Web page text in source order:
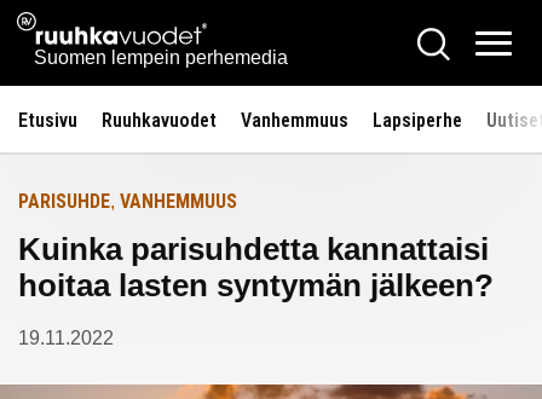
Siirry
sisältöön
Ruuhkavuodet.fi
Suomen lempein perhemedia
Hae
Etusivu Ruuhkavuodet Vanhemmuus Lapsiperhe
Etusivulle
PARISUHDE, VANHEMMUUS
Kuinka parisuhdetta kannattaisi
hoitaa lasten syntymän jälkeen?
19.11.2022